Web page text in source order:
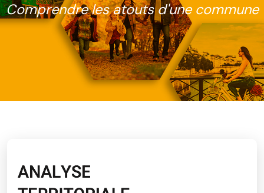
Comprendre les atouts d'une commune